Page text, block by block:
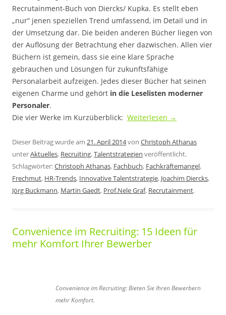
Recrutainment-Buch von Diercks/ Kupka. Es stellt eben
„nur“ jenen speziellen Trend umfassend, im Detail und in
der Umsetzung dar. Die beiden anderen Bücher liegen von
der Auflösung der Betrachtung eher dazwischen. Allen vier
Büchern ist gemein, dass sie eine klare Sprache
gebrauchen und Lösungen für zukunftsfähige
Personalarbeit aufzeigen. Jedes dieser Bücher hat seinen
eigenen Charme und gehört in die Leselisten moderner
Personaler.
Die vier Werke im Kurzüberblick: Weiterlesen →
Dieser Beitrag wurde am 21. April 2014von Christoph Athanas
unterAktuelles, Recruiting,Talentstrategien veröffentlicht.
Schlagwörter:Christoph Athanas, Fachbuch, Fachkräftemangel,
Frechmut, HR-Trends, Innovative Talentstrategie, Joachim Diercks,
Jörg Buckmann, Martin Gaedt, Prof.Nele Graf, Recrutainment.
Convenience im Recruiting: 15 Ideen für
mehr Komfort Ihrer Bewerber
Convenience im Recruiting: Bieten Sie Ihren Bewerbern
mehr Komfort.